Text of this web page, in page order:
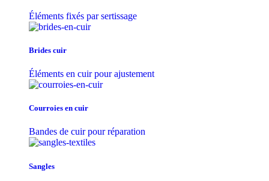
Éléments fixés par sertissage
Brides cuir
Éléments en cuir pour ajustement
Courroies en cuir
Bandes de cuir pour réparation
Sangles